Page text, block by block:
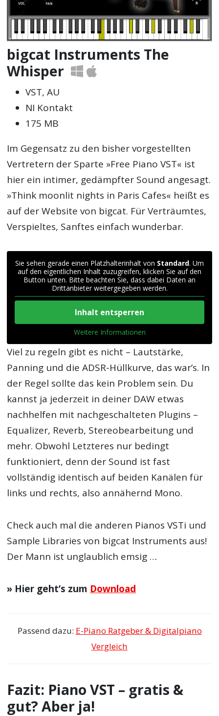
bigcat Instruments The
Whisper
VST, AU
NI Kontakt
175 MB
Im Gegensatz zu den bisher vorgestellten
Vertretern der Sparte »Free Piano VST« ist
hier ein intimer, gedämpfter Sound angesagt.
»Think moonlit nights in Paris Cafes« heißt es
auf der Website von bigcat. Für Verträumtes,
Verspieltes, Sanftes einfach wunderbar.
Sie sehen gerade einen Platzhalterinhalt von Standard. Um
auf den eigentlichen Inhalt zuzugreifen, klicken Sie auf den
Button unten. Bitte beachten Sie, dass dabei Daten an
Drittanbieter weitergegeben werden.
Inhalt entsperren
Weitere Informationen
Viel zu regeln gibt es nicht – Lautstärke,
Panning und die ADSR-Hüllkurve, das war’s. In
der Regel sollte das kein Problem sein. Du
kannst ja jederzeit in deiner DAW etwas
nachhelfen mit nachgeschalteten Plugins –
Equalizer, Reverb, Stereobearbeitung und
mehr. Obwohl Letzteres nur bedingt
funktioniert, denn der Sound ist fast
vollständig identisch auf beiden Kanälen für
links und rechts, also annähernd Mono.
Check auch mal die anderen Pianos VSTi und
Sample Libraries von bigcat Instruments aus!
Der Mann ist unglaublich emsig …
» Hier geht’s zum Download
Passend dazu: E-Piano Ratgeber & Digitalpiano
Vergleich
Fazit: Piano VST – gratis &
gut? Aber ja!